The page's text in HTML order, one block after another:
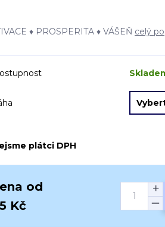
♦ PROSPERITA ♦ VÁŠEŇ celý
plátci DPH
od
Kč